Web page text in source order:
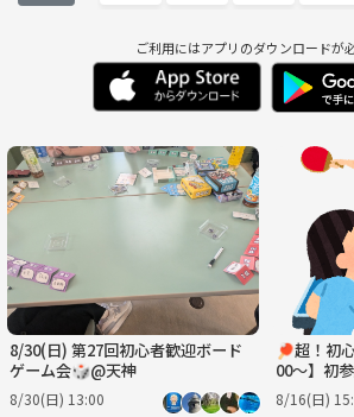
8/15 8/16 8/17 8/18
金
8/21
土
8/22
月
8/24
8/27 8/28 8/29 8/30
水 木
9/3
金
9/4 9/5
ご利用にはアプリのダウンロードが
8/30(日) 第27回初心者歓迎ボード
ゲーム会🎲@天神
8/30(日) 13:00
🏓超！初
00〜】初
✨
8/16(日)